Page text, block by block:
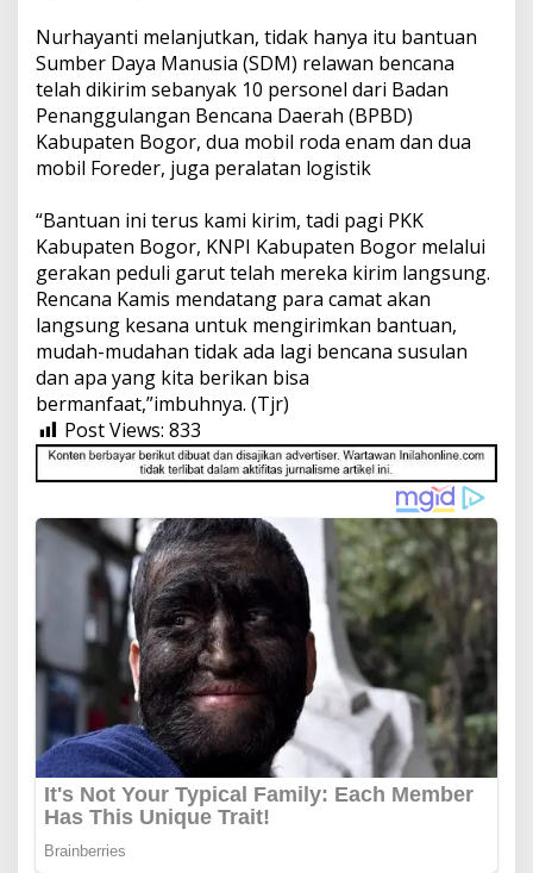
Nurhayanti melanjutkan, tidak hanya itu bantuan
Sumber Daya Manusia (SDM) relawan bencana
telah dikirim sebanyak 10 personel dari Badan
Penanggulangan Bencana Daerah (BPBD)
Kabupaten Bogor, dua mobil roda enam dan dua
mobil Foreder, juga peralatan logistik
“Bantuan ini terus kami kirim, tadi pagi PKK
Kabupaten Bogor, KNPI Kabupaten Bogor melalui
gerakan peduli garut telah mereka kirim langsung.
Rencana Kamis mendatang para camat akan
langsung kesana untuk mengirimkan bantuan,
mudah-mudahan tidak ada lagi bencana susulan
dan apa yang kita berikan bisa
bermanfaat,”imbuhnya. (Tjr)
Post Views: 833